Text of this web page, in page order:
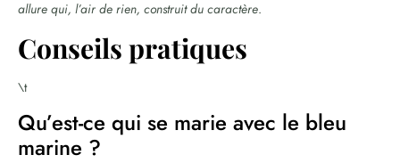
allure qui, l’air de rien, construit du caractère.
Conseils pratiques
\t
Qu’est-ce qui se marie avec le bleu
marine ?